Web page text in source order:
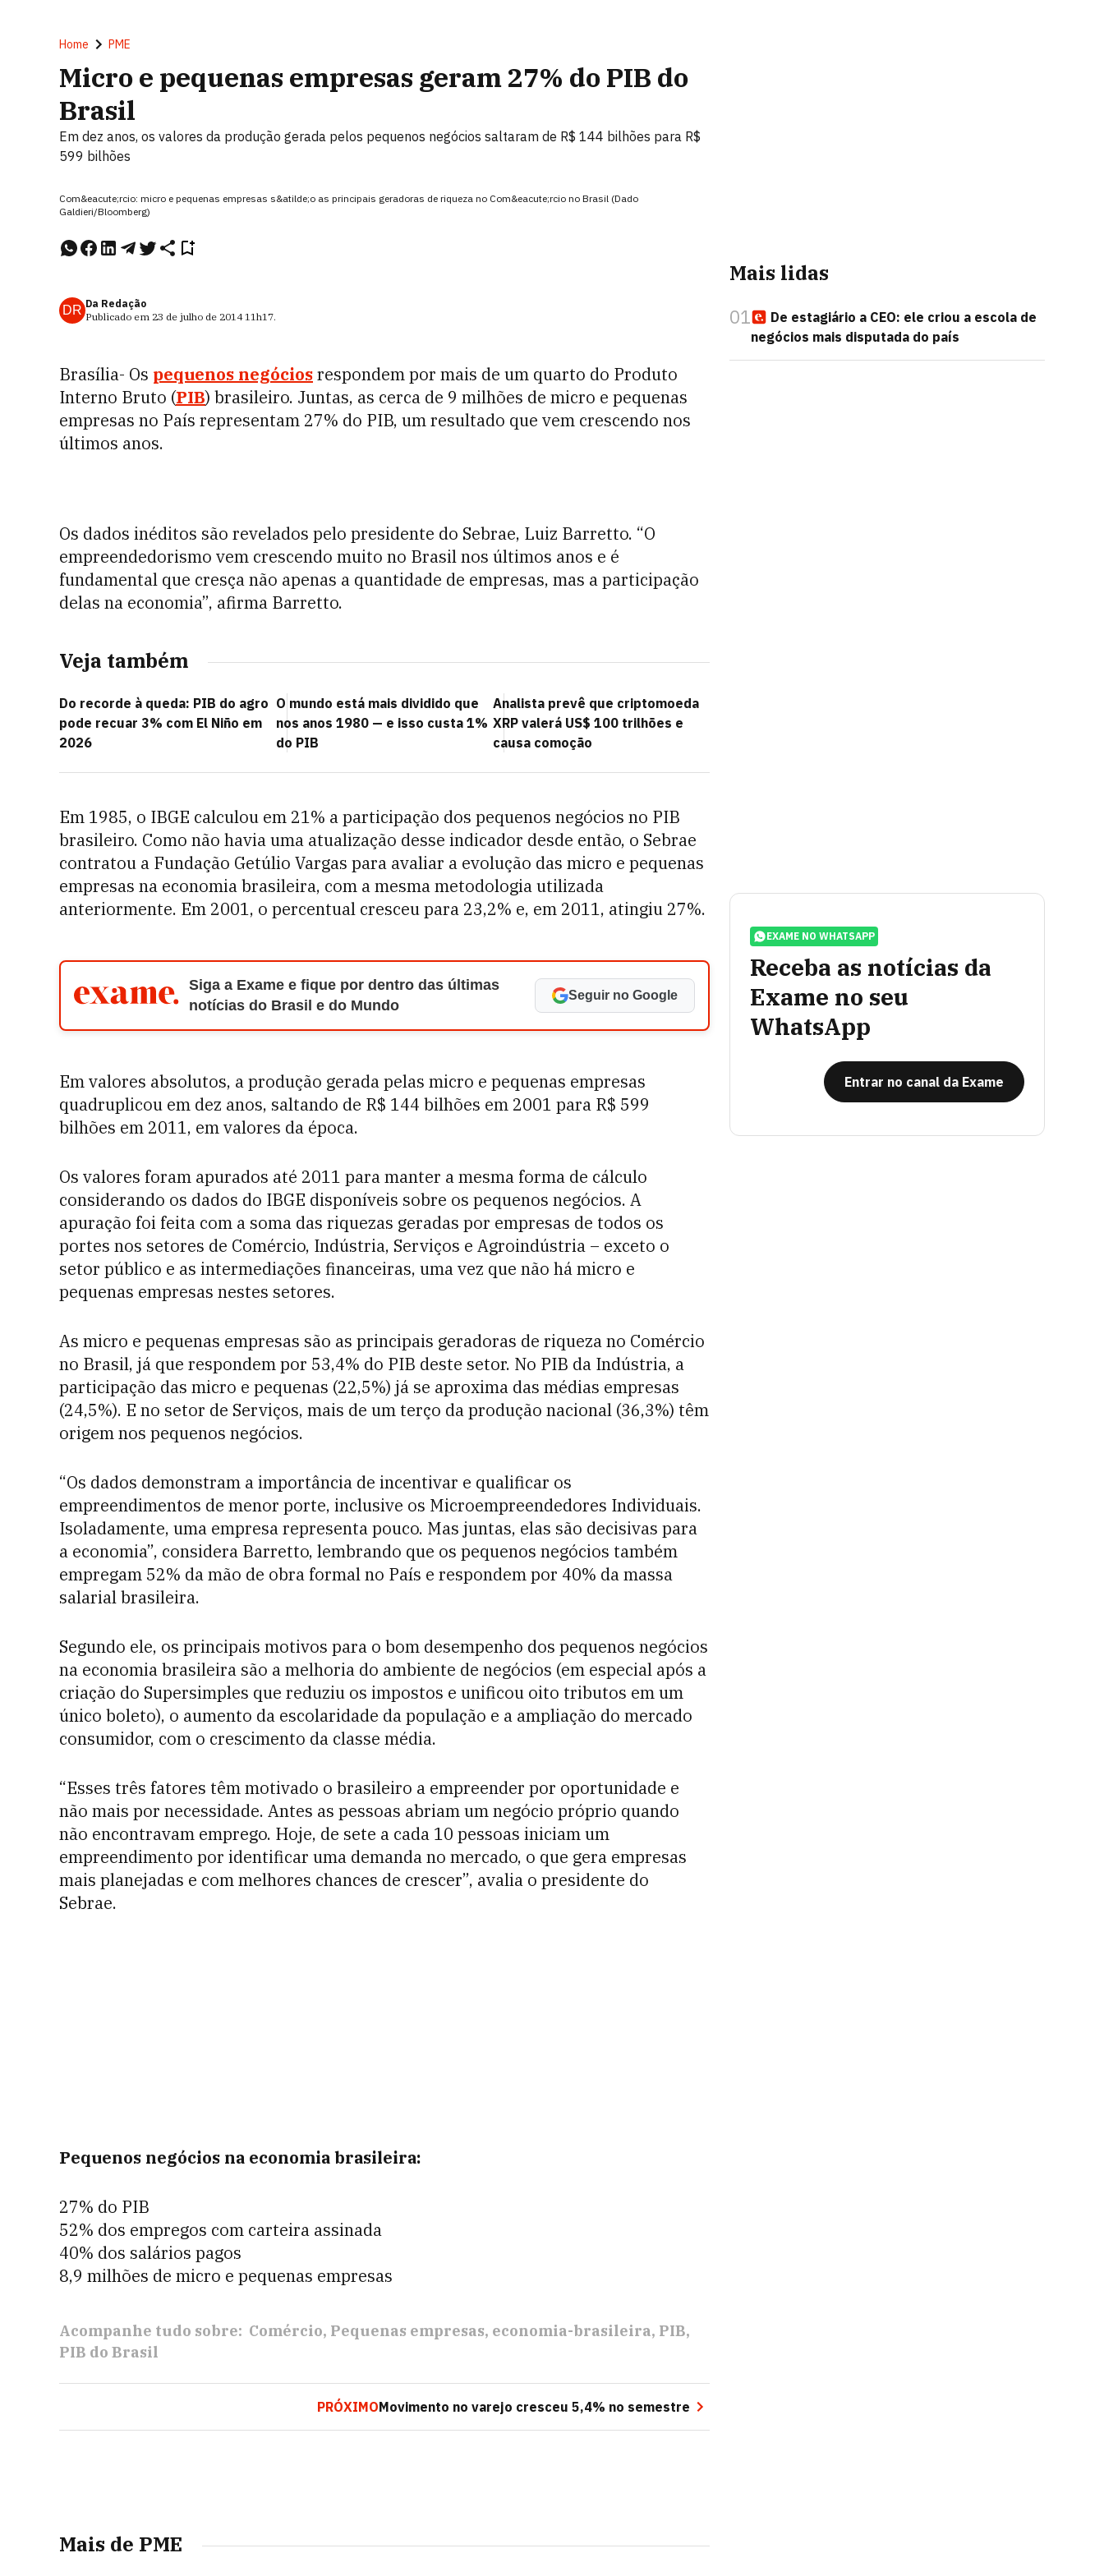
Home PME
Micro e pequenas empresas geram 27% do PIB do
Brasil
Em dez anos, os valores da produção gerada pelos pequenos negócios saltaram de R$ 144 bilhões para R$
599 bilhões
Com&eacute;rcio: micro e pequenas empresas s&atilde;o as principais geradoras de riqueza no Com&eacute;rcio no Brasil (Dado
Galdieri/Bloomberg)
DR Da Redação
Publicado em 23 de julho de 2014 11h17.
Brasília- Os pequenos negóciosrespondem por mais de um quarto do Produto
Interno Bruto (PIB) brasileiro. Juntas, as cerca de 9 milhões de micro e pequenas
empresas no País representam 27% do PIB, um resultado que vem crescendo nos
últimos anos.
Os dados inéditos são revelados pelo presidente do Sebrae, Luiz Barretto. “O
empreendedorismo vem crescendo muito no Brasil nos últimos anos e é
fundamental que cresça não apenas a quantidade de empresas, mas a participação
delas na economia”, afirma Barretto.
Veja também
Do recorde à queda: PIB do agro
pode recuar 3% com El Niño em
2026
O mundo está mais dividido que
nos anos 1980 — e isso custa 1%
do PIB
Analista prevê que criptomoeda
XRP valerá US$ 100 trilhões e
causa comoção
Em 1985, o IBGE calculou em 21% a participação dos pequenos negócios no PIB
brasileiro. Como não havia uma atualização desse indicador desde então, o Sebrae
contratou a Fundação Getúlio Vargas para avaliar a evolução das micro e pequenas
empresas na economia brasileira, com a mesma metodologia utilizada
anteriormente. Em 2001, o percentual cresceu para 23,2% e, em 2011, atingiu 27%.
Siga a Exame e fique por dentro das últimas
notícias do Brasil e do Mundo
Seguir no Google
Em valores absolutos, a produção gerada pelas micro e pequenas empresas
quadruplicou em dez anos, saltando de R$ 144 bilhões em 2001 para R$ 599
bilhões em 2011, em valores da época.
Os valores foram apurados até 2011 para manter a mesma forma de cálculo
considerando os dados do IBGE disponíveis sobre os pequenos negócios. A
apuração foi feita com a soma das riquezas geradas por empresas de todos os
portes nos setores de Comércio, Indústria, Serviços e Agroindústria – exceto o
setor público e as intermediações financeiras, uma vez que não há micro e
pequenas empresas nestes setores.
As micro e pequenas empresas são as principais geradoras de riqueza no Comércio
no Brasil, já que respondem por 53,4% do PIB deste setor. No PIB da Indústria, a
participação das micro e pequenas (22,5%) já se aproxima das médias empresas
(24,5%). E no setor de Serviços, mais de um terço da produção nacional (36,3%) têm
origem nos pequenos negócios.
“Os dados demonstram a importância de incentivar e qualificar os
empreendimentos de menor porte, inclusive os Microempreendedores Individuais.
Isoladamente, uma empresa representa pouco. Mas juntas, elas são decisivas para
a economia”, considera Barretto, lembrando que os pequenos negócios também
empregam 52% da mão de obra formal no País e respondem por 40% da massa
salarial brasileira.
Segundo ele, os principais motivos para o bom desempenho dos pequenos negócios
na economia brasileira são a melhoria do ambiente de negócios (em especial após a
criação do Supersimples que reduziu os impostos e unificou oito tributos em um
único boleto), o aumento da escolaridade da população e a ampliação do mercado
consumidor, com o crescimento da classe média.
“Esses três fatores têm motivado o brasileiro a empreender por oportunidade e
não mais por necessidade. Antes as pessoas abriam um negócio próprio quando
não encontravam emprego. Hoje, de sete a cada 10 pessoas iniciam um
empreendimento por identificar uma demanda no mercado, o que gera empresas
mais planejadas e com melhores chances de crescer”, avalia o presidente do
Sebrae.
Pequenos negócios na economia brasileira:
27% do PIB
52% dos empregos com carteira assinada
40% dos salários pagos
8,9 milhões de micro e pequenas empresas
Acompanhe tudo sobre: Comércio Pequenas empresas economia-brasileira PIB
PIB do Brasil
PRÓXIMOMovimento no varejo cresceu 5,4% no semestre
Mais de PME
Mais lidas
01
De estagiário a CEO: ele criou a escola de
negócios mais disputada do país
EXAME NO WHATSAPP
Receba as notícias da
Exame no seu
WhatsApp
Entrar no canal da Exame